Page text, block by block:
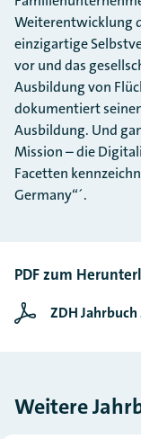
Weiterentwicklung
einzigartige
vor und das
Ausbildung von
dokumentiert
Ausbildung. Und
Mission – die
Facetten
Germany“´.
PDF zum
ZDH Jahrbuch
Weitere